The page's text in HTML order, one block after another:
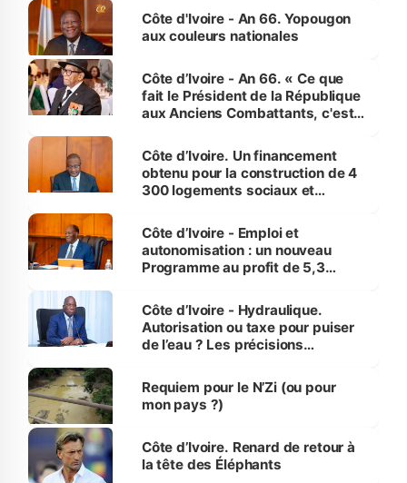
l'Etat de droit pour préserver les
vies humaines »
Côte d'Ivoire - An 66. Yopougon
aux couleurs nationales
Côte d’Ivoire - An 66. « Ce que
fait le Président de la République
aux Anciens Combattants, c'est
Côte d’Ivoire. Un financement
obtenu pour la construction de 4
300 logements sociaux et
et Yamoussoukro
Côte d’Ivoire - Emploi et
autonomisation : un nouveau
Programme au profit de 5,3
Côte d’Ivoire - Hydraulique.
Autorisation ou taxe pour puiser
de l’eau ? Les précisions
Requiem pour le N’Zi (ou pour
mon pays ?)
Côte d’Ivoire. Renard de retour à
la tête des Éléphants